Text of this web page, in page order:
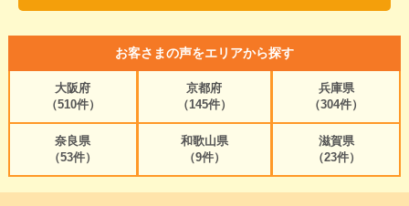
お客さまの声をエリアから探す
大阪府
（510件）
京都府
（145件）
兵庫県
（304件）
奈良県
（53件）
和歌山県
（9件）
滋賀県
（23件）